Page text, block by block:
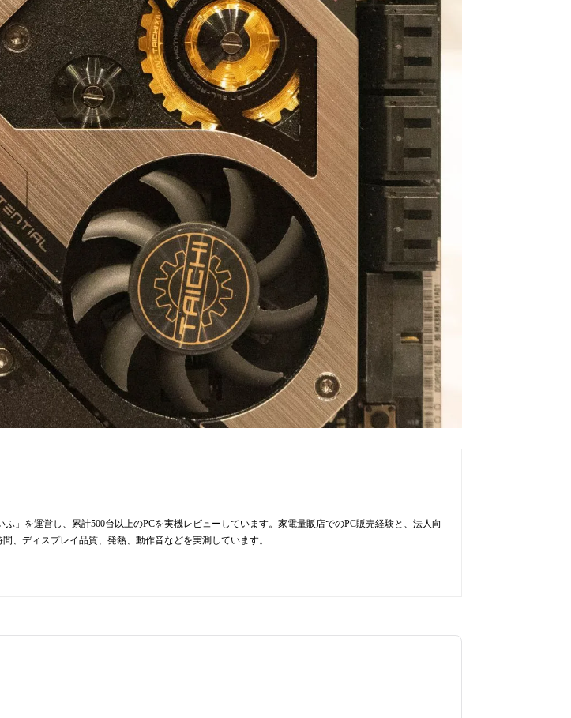
」を運営し、累計500台以上のPCを実機レビューしています。家電量販店でのPC販売経験と、法人向
、ディスプレイ品質、発熱、動作音などを実測しています。